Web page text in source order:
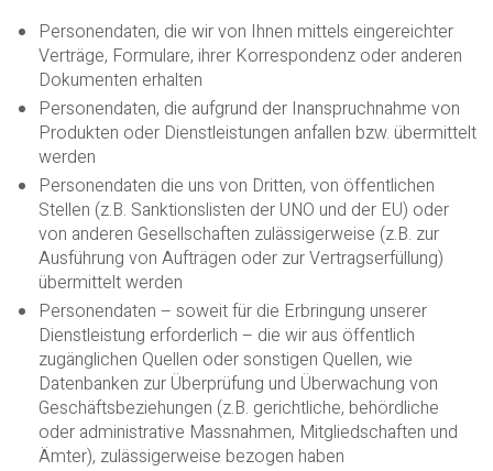
Personendaten, die wir von Ihnen mittels eingereichter
Verträge, Formulare, ihrer Korrespondenz oder anderen
Dokumenten erhalten
Personendaten, die aufgrund der Inanspruchnahme von
Produkten oder Dienstleistungen anfallen bzw. übermittelt
werden
Personendaten die uns von Dritten, von öffentlichen
Stellen (z.B. Sanktionslisten der UNO und der EU) oder
von anderen Gesellschaften zulässigerweise (z.B. zur
Ausführung von Aufträgen oder zur Vertragserfüllung)
übermittelt werden
Personendaten – soweit für die Erbringung unserer
Dienstleistung erforderlich – die wir aus öffentlich
zugänglichen Quellen oder sonstigen Quellen, wie
Datenbanken zur Überprüfung und Überwachung von
Geschäftsbeziehungen (z.B. gerichtliche, behördliche
oder administrative Massnahmen, Mitgliedschaften und
Ämter), zulässigerweise bezogen haben